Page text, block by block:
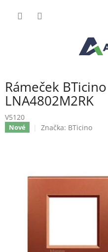
Rámeček
LNA4802M2RK
V5120
Nové Značka: BTicino